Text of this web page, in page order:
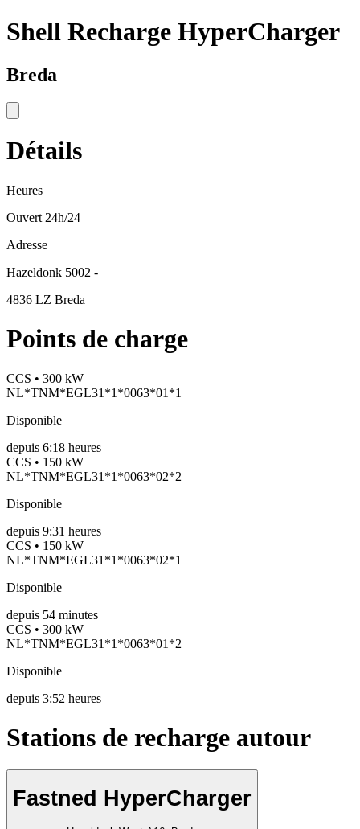
Shell Recharge HyperCharger
Breda
Détails
Heures
Ouvert 24h/24
Adresse
Hazeldonk 5002 -
4836 LZ Breda
Points de charge
CCS • 300 kW
NL*TNM*EGL31*1*0063*01*1
Disponible
depuis 6:18 heures
CCS • 150 kW
NL*TNM*EGL31*1*0063*02*2
Disponible
depuis 9:31 heures
CCS • 150 kW
NL*TNM*EGL31*1*0063*02*1
Disponible
depuis 54 minutes
CCS • 300 kW
NL*TNM*EGL31*1*0063*01*2
Disponible
depuis 3:52 heures
Stations de recharge autour
Fastned HyperCharger